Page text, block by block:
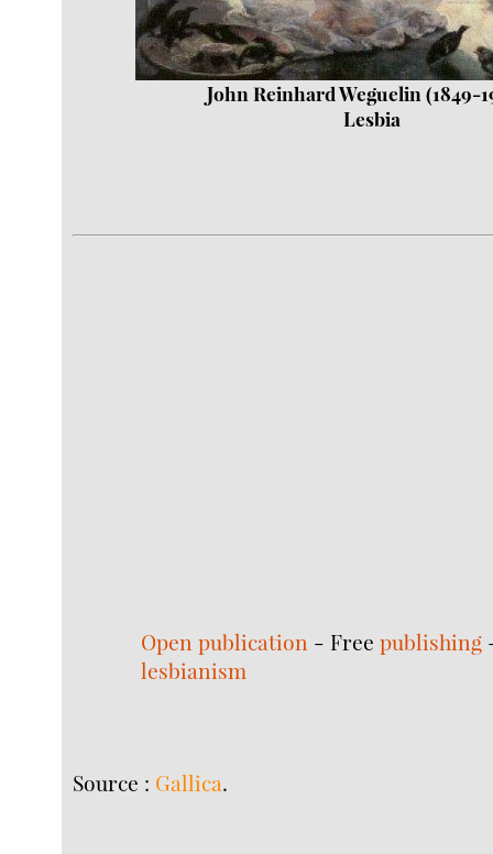
John Reinhard Weguelin (1849-
Lesbia
Open publication - Freepublishing
lesbianism
Source : Gallica.